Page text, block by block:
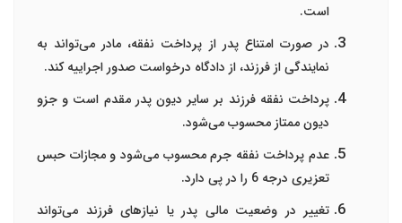
است.
در صورت امتناع پدر از پرداخت نفقه، مادر می‌تواند به
نمایندگی از فرزند، از دادگاه درخواست صدور اجراییه کند.
پرداخت نفقه فرزند بر سایر دیون پدر مقدم است و جزو
دیون ممتاز محسوب می‌شود.
عدم پرداخت نفقه جرم محسوب می‌شود و مجازات حبس
تعزیری درجه 6 را در پی دارد.
تغییر در وضعیت مالی پدر یا نیازهای فرزند می‌تواند